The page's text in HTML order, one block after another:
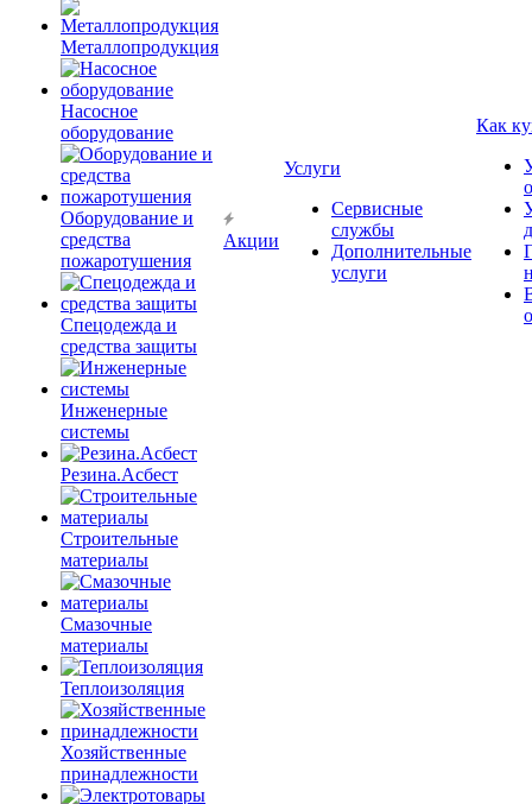
Металлопродукция
Насосное
оборудование
Оборудование и
средства
пожаротушения
Спецодежда и
средства защиты
Инженерные
системы
Резина.Асбест
Строительные
материалы
Смазочные
материалы
Теплоизоляция
Хозяйственные
принадлежности
Акции
Услуги
Сервисные
службы
Дополнительные
услуги
Как